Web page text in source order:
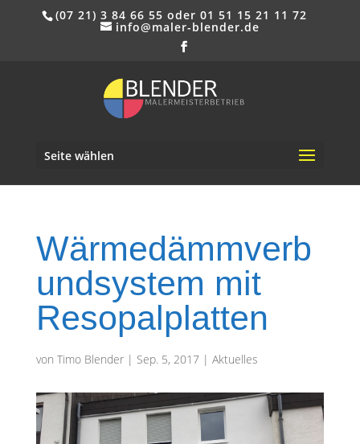
(07 21) 3 84 66 55 oder 01 51 15 21 11 72
info@maler-blender.de
Seite wählen
Wärmedämmverb
undsystem mit
Resopalplatten
von Timo Blender| Sep. 5, 2017| Aktuelles